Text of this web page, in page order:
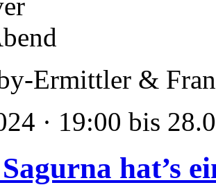
Ermittler &
· 19:00 bis
hat’s